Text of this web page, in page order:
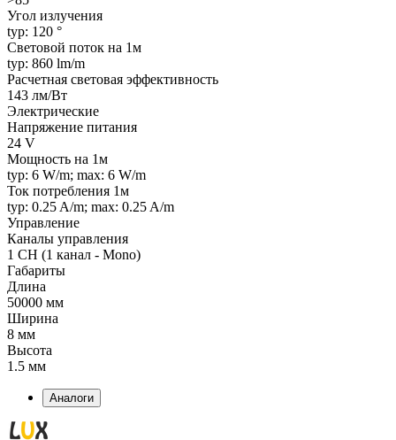
Угол излучения
typ: 120 °
Световой поток на 1м
typ: 860 lm/m
Расчетная световая эффективность
143 лм/Вт
Электрические
Напряжение питания
24 V
Мощность на 1м
typ: 6 W/m; max: 6 W/m
Ток потребления 1м
typ: 0.25 A/m; max: 0.25 A/m
Управление
Каналы управления
1 CH (1 канал - Mono)
Габариты
Длина
50000 мм
Ширина
8 мм
Высота
1.5 мм
Аналоги